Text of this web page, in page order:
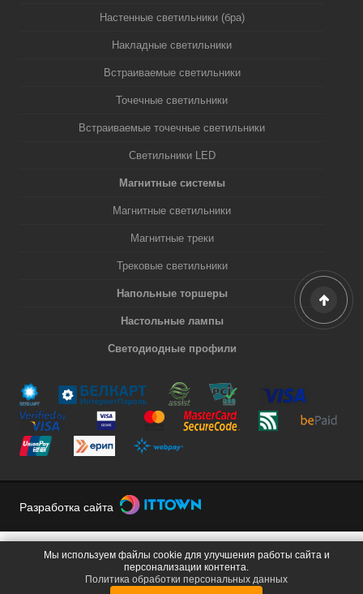
Настенные светильники (бра)
Накладные светильники
Встраиваемые светильники
Точечные светильники
Встраиваемые точечные светильники
Светильники LED
Магнитные системы
Магнитные светильники
Магнитные треки
Трековые светильники
Напольные торшеры
Настольные лампы
Светодиодные профили
Разработка сайта
Мы используем файлы cookie для улучшения работы сайта и
персонализации контента.
Политика обработки персональных данных